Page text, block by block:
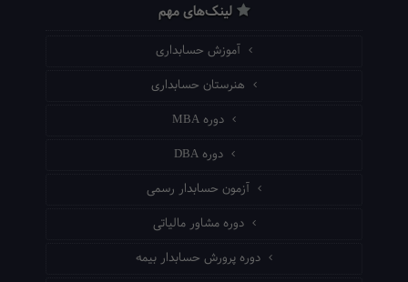
لینک‌های مهم
آموزش حسابداری
هنرستان حسابداری
دوره MBA
دوره DBA
آزمون حسابدار رسمی
دوره مشاور مالیاتی
دوره پرورش حسابدار بیمه